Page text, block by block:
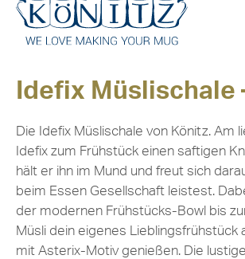
Idefix Müslischale
Die Idefix Müslischale von Könitz. Am
Idefix zum Frühstück einen saftigen
hält er ihn im Mund und freut sich
beim Essen Gesellschaft leistest.
der modernen Frühstücks-Bowl bis
Müsli dein eigenes Lieblingsfrühstück
mit Asterix-Motiv genießen. Die